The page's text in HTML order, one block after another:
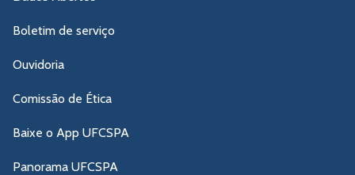
Boletim de serviço
Ouvidoria
Comissão de Ética
Baixe o App UFCSPA
Panorama UFCSPA